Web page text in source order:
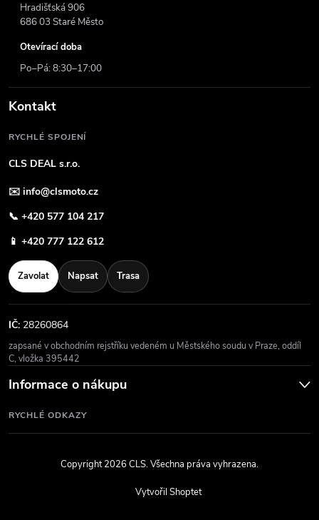
Hradišťská 906
686 03 Staré Město
Otevírací doba
Po–Pá: 8:30–17:00
Kontakt
RYCHLÉ SPOJENÍ
CLS DEAL s.r.o.
✉️ info@clsmoto.cz
📞 +420 577 104 217
📱 +420 777 122 612
Zavolat Napsat Trasa
IČ: 28260864
zapsané v obchodním rejstříku vedeném u Městského soudu v Praze, oddíl
C, vložka 395442
Informace o nákupu
RYCHLÉ ODKAZY
Vytvořil Shoptet
Copyright 2026CLS. Všechna práva vyhrazena.